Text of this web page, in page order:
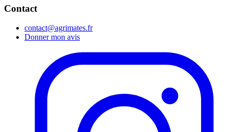
Contact
contact@agrimates.fr
Donner mon avis